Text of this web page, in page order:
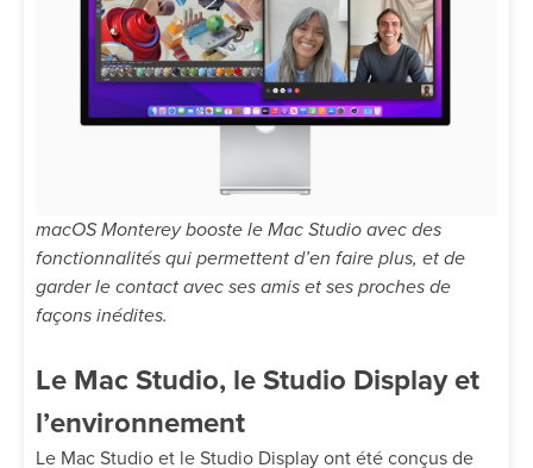
macOS Monterey booste le Mac Studio avec des
fonctionnalités qui permettent d’en faire plus, et de
garder le contact avec ses amis et ses proches de
façons inédites.
Le Mac Studio, le Studio Display et
l’environnement
Le Mac Studio et le Studio Display ont été conçus de